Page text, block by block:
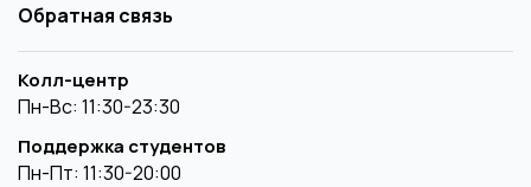
Обратная связь
Колл-центр
Пн-Вс: 11:30-23:30
Поддержка студентов
Пн-Пт: 11:30-20:00